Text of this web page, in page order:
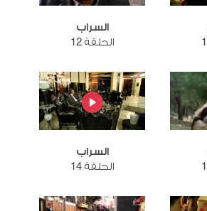
السراب
الحلقة 12
السراب
الحلقة 14